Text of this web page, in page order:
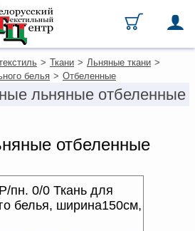
и
и
> Ткани > Льняные ткани >
белья > Отбеленные
льняные отбеленные
отбеленные
пн. 0/0 Ткань для
белья, ширина150см,